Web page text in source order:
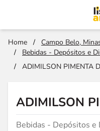
Home /
Campo Belo,
/
Bebidas - Depósitos e
/
ADIMILSON PIMENTA
ADIMILSON
Bebidas - Depósitos e